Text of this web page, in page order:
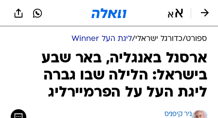
ספורט/כדורגל ישראלי/ליגת העל Winner
ארסנל באנגליה, באר שבע
בישראל: הלילה שבו גברה
ליגת העל על הפרמיירליג
ניר קיפניס